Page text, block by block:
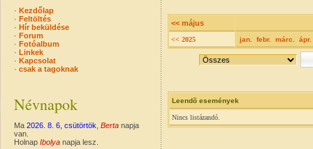
· Kezdőlap
· Feltöltés
· Hír beküldése
· Forum
· Fotóalbum
· Linkek
· Kapcsolat
· csak a tagoknak
Névnapok
Ma 2026. 8. 6, csütörtök Berta napja
van.
Holnap Ibolya napja lesz.
<< május
<< 2025 jan. febr. márc. ápr.
Leendõ események
Nincs listázandó.